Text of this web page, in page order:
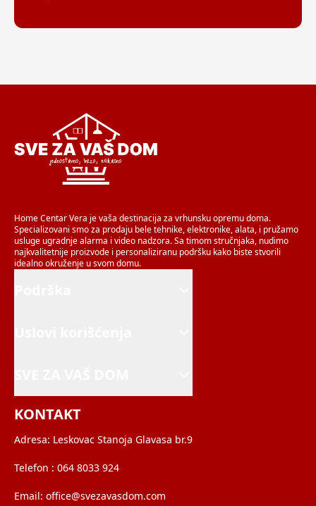
Home Centar Vera je vaša destinacija za vrhunsku opremu doma.
Specializovani smo za prodaju bele tehnike, elektronike, alata, i pružamo
usluge ugradnje alarma i video nadzora. Sa timom stručnjaka, nudimo
najkvalitetnije proizvode i personaliziranu podršku kako biste stvorili
idealno okruženje u svom domu.
KONTAKT
Adresa: Leskovac Stanoja Glavasa br.9
Telefon : 064 8033 924
Email: office@svezavasdom.com